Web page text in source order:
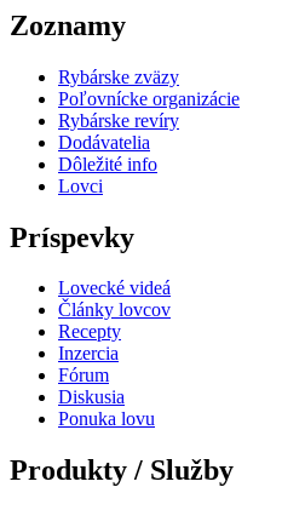
Zoznamy
Rybárske zväzy
Poľovnícke organizácie
Rybárske revíry
Dodávatelia
Dôležité info
Lovci
Príspevky
Lovecké videá
Články lovcov
Recepty
Inzercia
Fórum
Diskusia
Ponuka lovu
Produkty / Služby